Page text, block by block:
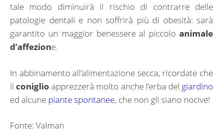
tale modo diminuirà il rischio di contrarre delle
patologie dentali e non soffrirà più di obesità: sarà
garantito un maggior benessere al piccolo animale
d’affezione.
In abbinamento all’alimentazione secca, ricordate che
ilconiglio apprezzerà molto anche l’erba del giardino
ed alcune piante spontanee, che non gli siano nocive!
Fonte: Valman